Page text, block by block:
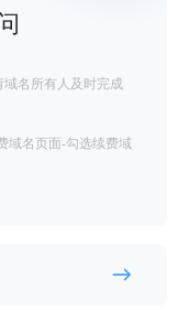
名所有人及时完成
域名页面-勾选续费域